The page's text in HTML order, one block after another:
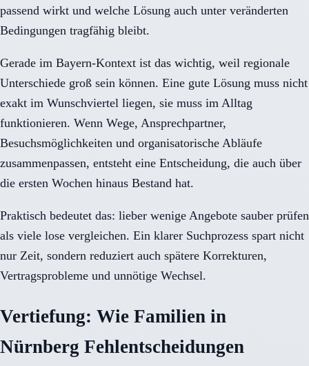
passend wirkt und welche Lösung auch unter veränderten
Bedingungen tragfähig bleibt.
Gerade im Bayern-Kontext ist das wichtig, weil regionale
Unterschiede groß sein können. Eine gute Lösung muss nicht
exakt im Wunschviertel liegen, sie muss im Alltag
funktionieren. Wenn Wege, Ansprechpartner,
Besuchsmöglichkeiten und organisatorische Abläufe
zusammenpassen, entsteht eine Entscheidung, die auch über
die ersten Wochen hinaus Bestand hat.
Praktisch bedeutet das: lieber wenige Angebote sauber prüfen
als viele lose vergleichen. Ein klarer Suchprozess spart nicht
nur Zeit, sondern reduziert auch spätere Korrekturen,
Vertragsprobleme und unnötige Wechsel.
Vertiefung: Wie Familien in
Nürnberg Fehlentscheidungen